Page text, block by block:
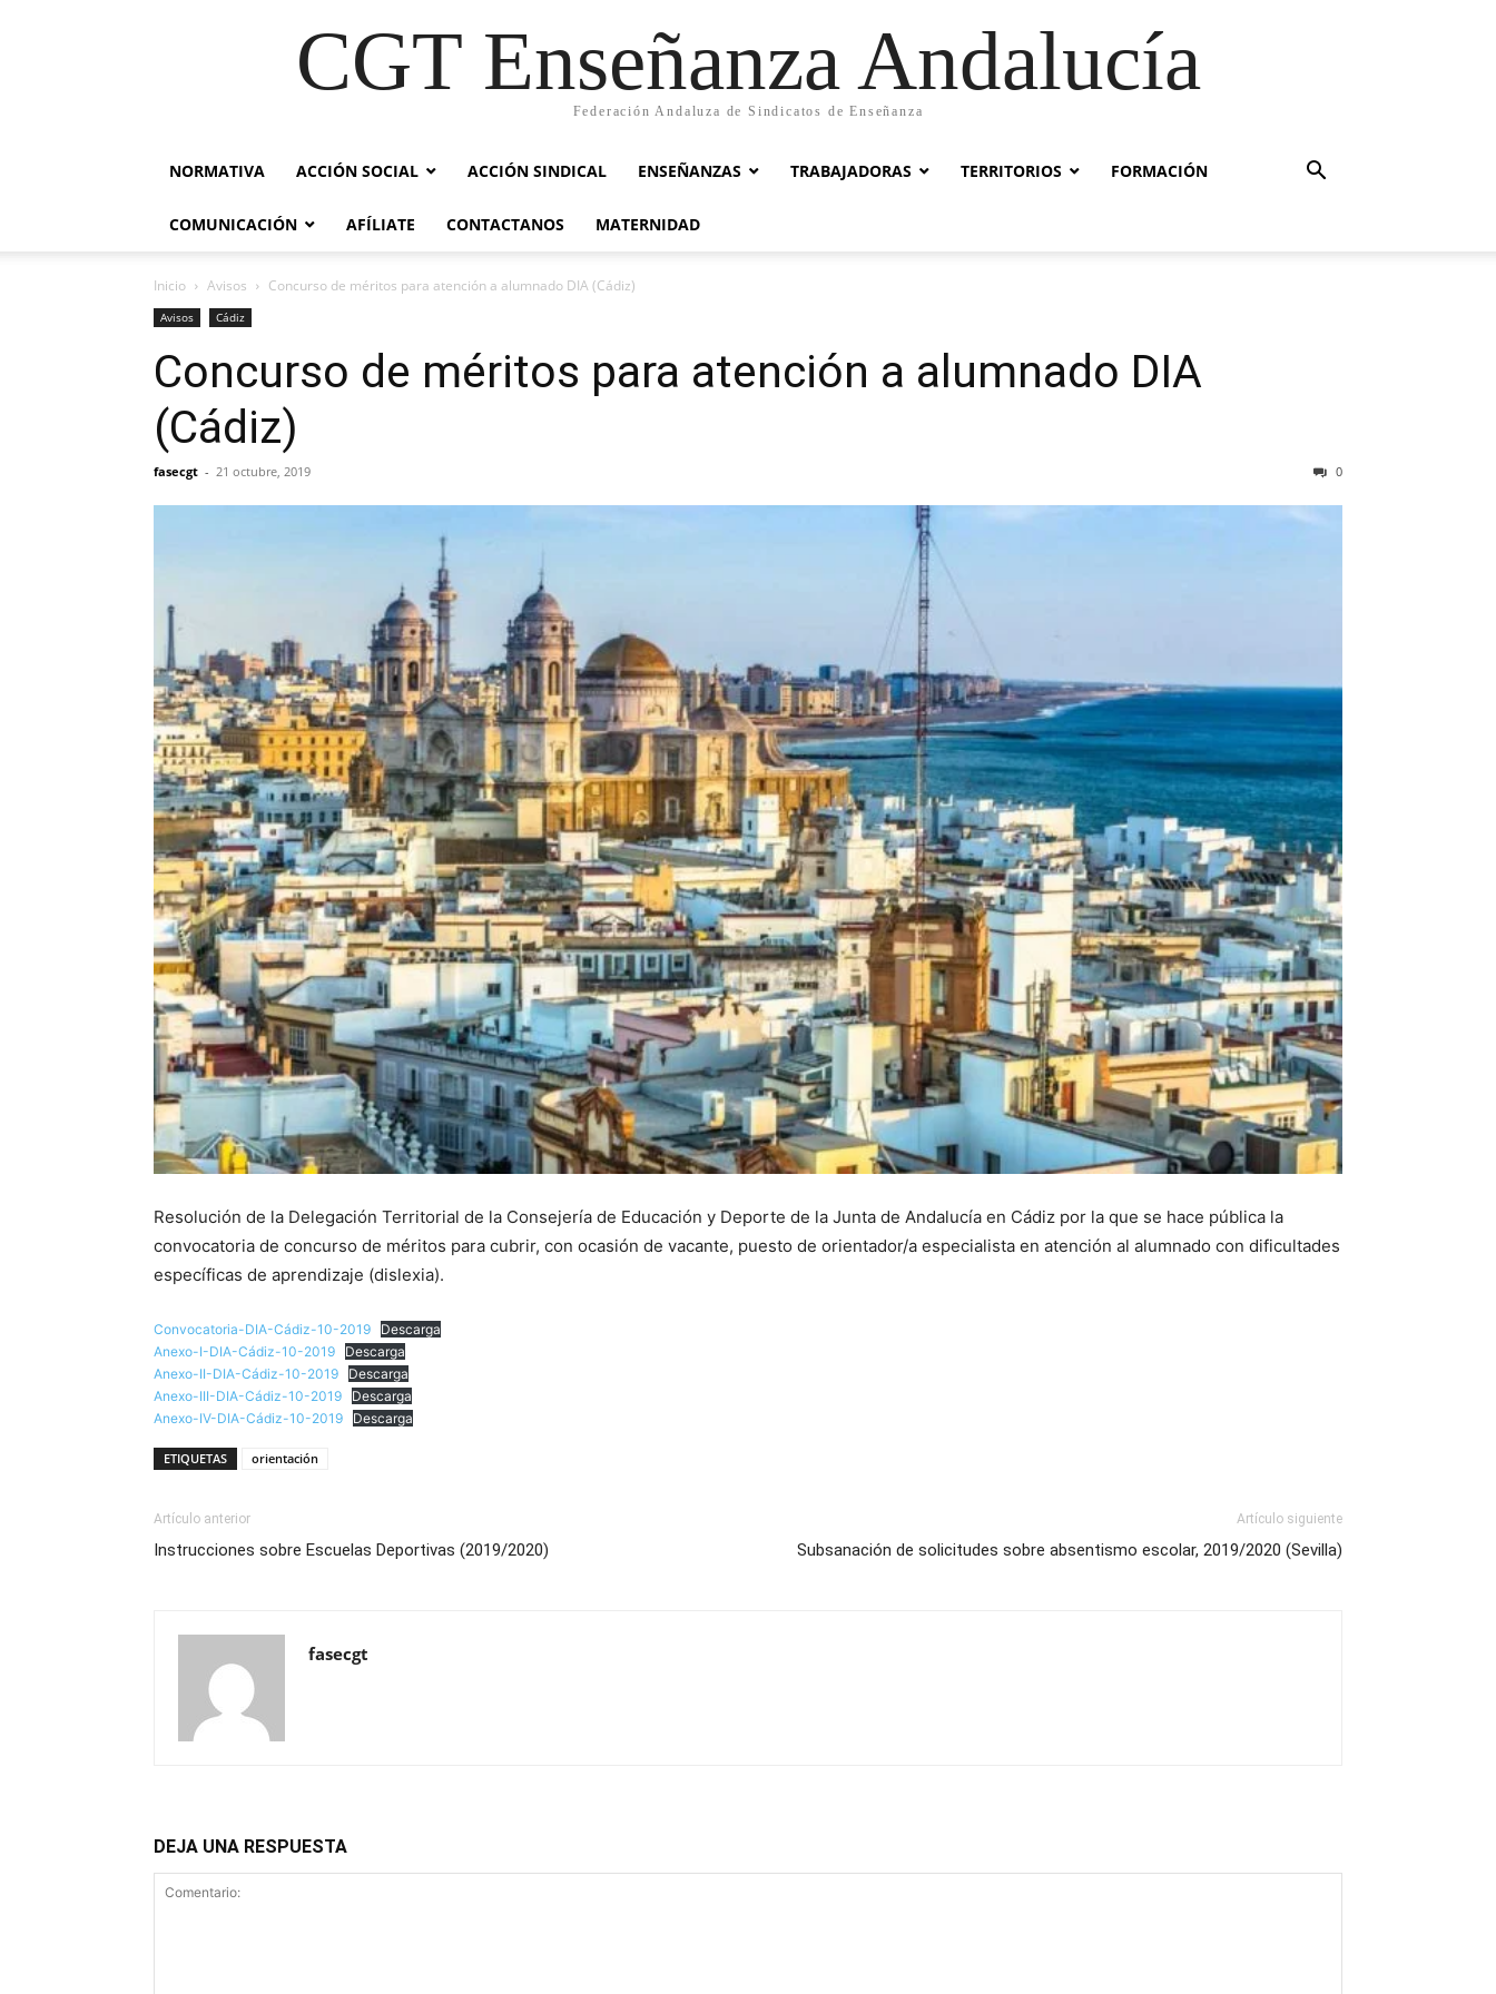
CGT Enseñanza Andalucía
Federación Andaluza de Sindicatos de Enseñanza
NORMATIVA ACCIÓN SOCIAL ACCIÓN SINDICAL ENSEÑANZAS TRABAJADORAS TERRITORIOS FORMACIÓN
COMUNICACIÓN AFÍLIATE CONTACTANOS MATERNIDAD
Inicio Avisos Concurso de méritos para atención a alumnado DIA (Cádiz)
Avisos Cádiz
Concurso de méritos para atención a alumnado DIA
(Cádiz)
fasecgt - 21 octubre, 2019 0
Resolución de la Delegación Territorial de la Consejería de Educación y Deporte de la Junta de Andalucía en Cádiz por la que se hace pública la
convocatoria de concurso de méritos para cubrir, con ocasión de vacante, puesto de orientador/a especialista en atención al alumnado con dificultades
específicas de aprendizaje (dislexia).
Convocatoria-DIA-Cádiz-10-2019
Descarga
Anexo-I-DIA-Cádiz-10-2019
Descarga
Anexo-II-DIA-Cádiz-10-2019
Descarga
Anexo-III-DIA-Cádiz-10-2019
Descarga
Anexo-IV-DIA-Cádiz-10-2019
Descarga
ETIQUETAS orientación
Artículo anterior
Instrucciones sobre Escuelas Deportivas (2019/2020)
Artículo siguiente
Subsanación de solicitudes sobre absentismo escolar, 2019/2020 (Sevilla)
fasecgt
DEJA UNA RESPUESTA